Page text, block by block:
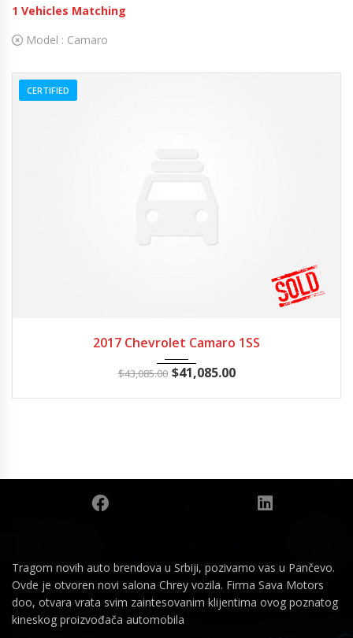
1 Vehicles Matching
Model : Camaro
CERTIFIED
2017 Chevrolet Camaro 1SS
$43,085.00 $41,085.00
Tragom novih auto brendova u Srbiji, pozivamo vas u Pančevo.
Ovde je otvoren novi salona Chrey vozila. Firma Sava Motors
doo, otvara vrata svim zaintesovanim klijentima ovog poznatog
kineskog proizvođača automobila